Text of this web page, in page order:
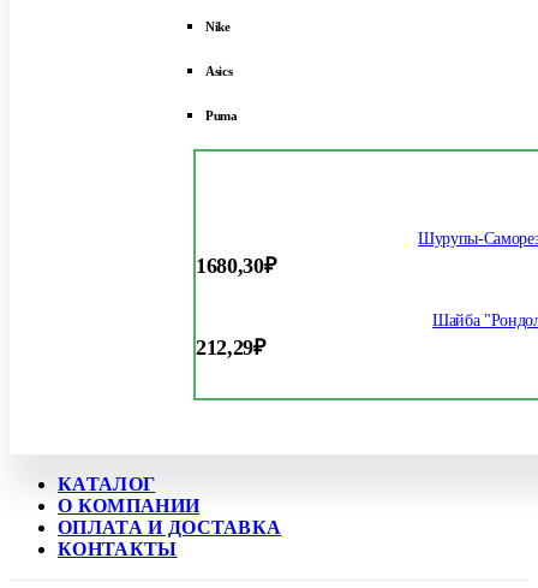
Nike
Asics
Puma
Шурупы-
1680,30₽
Шайба
212,29₽
КАТАЛОГ
О КОМПАНИИ
ОПЛАТА И ДОСТАВКА
КОНТАКТЫ